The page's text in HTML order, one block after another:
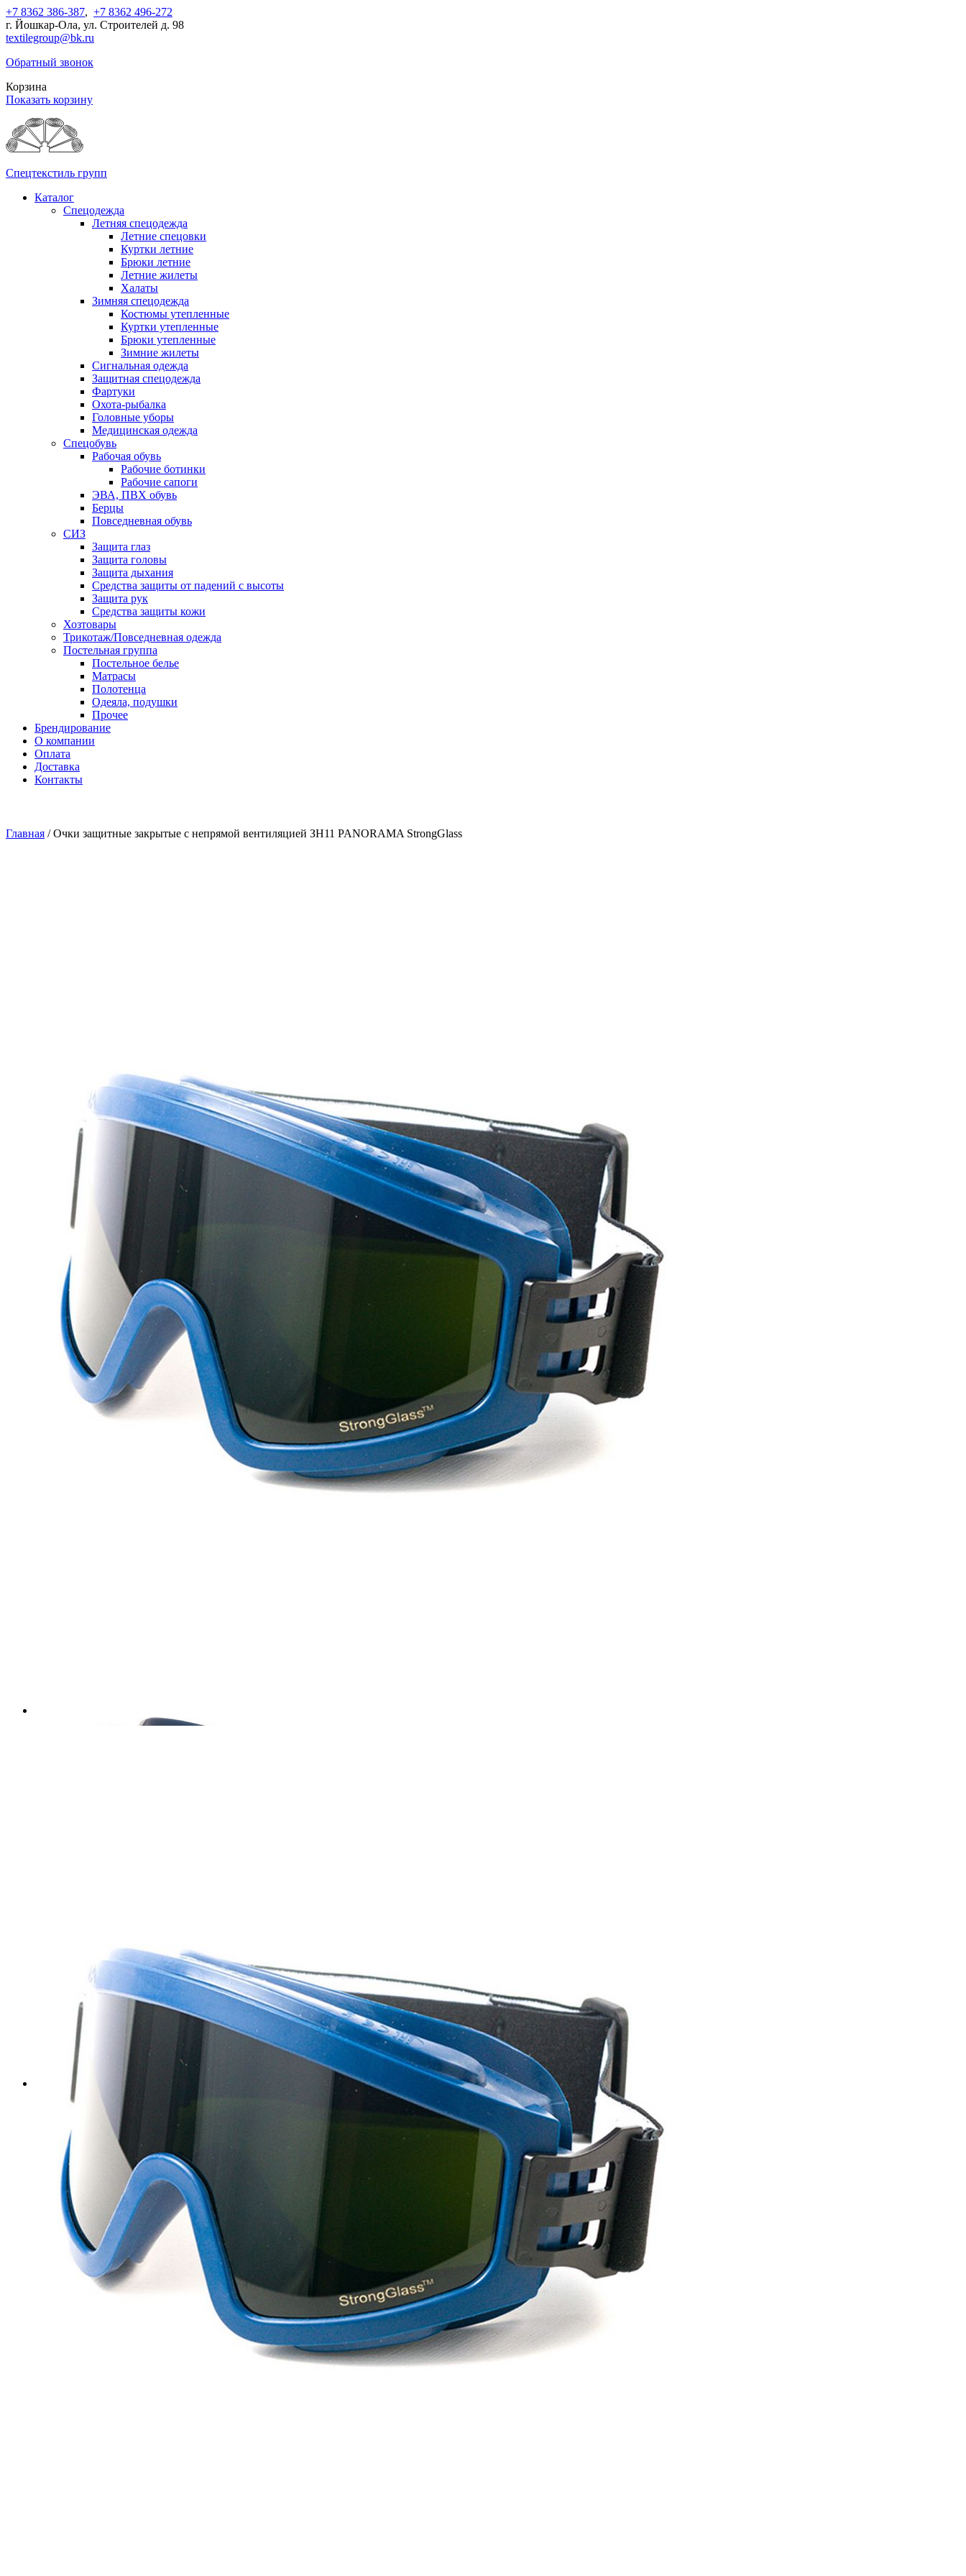
+7 8362 386-387, +7 8362 496-272
г. Йошкар-Ола, ул. Строителей д. 98
textilegroup@bk.ru
Обратный звонок
Корзина
Показать корзину
Спецтекстиль групп
Каталог
Спецодежда
Летняя спецодежда
Летние спецовки
Куртки летние
Брюки летние
Летние жилеты
Халаты
Зимняя спецодежда
Костюмы утепленные
Куртки утепленные
Брюки утепленные
Зимние жилеты
Сигнальная одежда
Защитная спецодежда
Фартуки
Охота-рыбалка
Головные уборы
Медицинская одежда
Спецобувь
Рабочая обувь
Рабочие ботинки
Рабочие сапоги
ЭВА, ПВХ обувь
Берцы
Повседневная обувь
СИЗ
Защита глаз
Защита головы
Защита дыхания
Средства защиты от падений с высоты
Защита рук
Средства защиты кожи
Хозтовары
Трикотаж/Повседневная одежда
Постельная группа
Постельное белье
Матрасы
Полотенца
Одеяла, подушки
Прочее
Брендирование
О компании
Оплата
Доставка
Контакты
Главная / Очки защитные закрытые с непрямой вентиляцией ЗН11 PANORAMA StrongGlass